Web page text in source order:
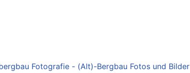
Fotografie - (Alt)-Bergbau Fotos und Bilder